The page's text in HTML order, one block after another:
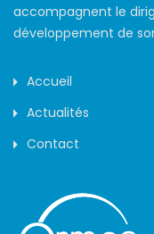
accompagnent le
développement de
Accueil
Actualités
Contact